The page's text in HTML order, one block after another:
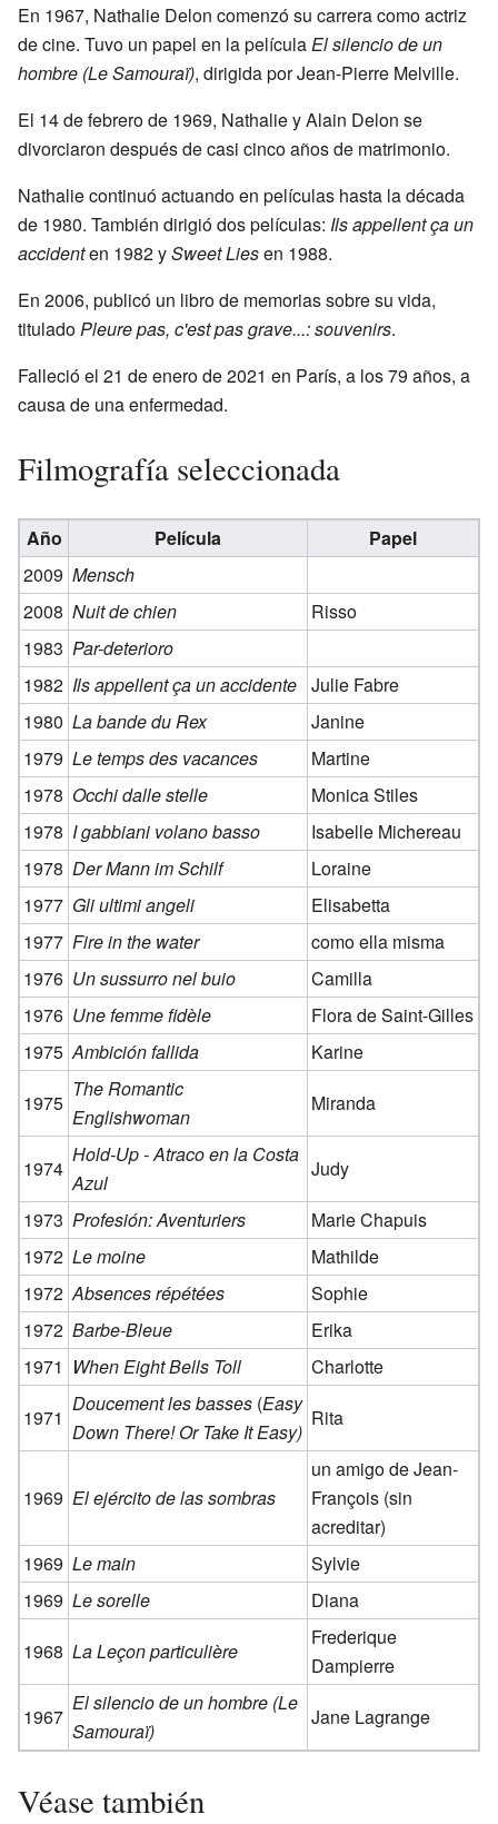
En 1967, Nathalie Delon comenzó su carrera como actriz
de cine. Tuvo un papel en la películaEl silencio de un
hombre (Le Samouraï), dirigida por Jean-Pierre Melville.
El 14 de febrero de 1969, Nathalie y Alain Delon se
divorciaron después de casi cinco años de matrimonio.
Nathalie continuó actuando en películas hasta la década
de 1980. También dirigió dos películas: Ils appellent ça un
accidenten 1982 ySweet Liesen 1988.
En 2006, publicó un libro de memorias sobre su vida,
tituladoPleure pas, c'est pas grave...: souvenirs.
Falleció el 21 de enero de 2021 en París, a los 79 años, a
causa de una enfermedad.
Filmografía seleccionada
Año Película
Papel
2009 Mensch
2008 Nuit de chien
Risso
1983 Par-deterioro
1982 Ils appellent ça un accidente Julie Fabre
1980 La bande du Rex
Janine
1979 Le temps des vacances
Martine
1978 Occhi dalle stelle
Monica Stiles
1978 I gabbiani volano basso
Isabelle Michereau
1978 Der Mann im Schilf
Loraine
1977 Gli ultimi angeli
Elisabetta
1977 Fire in the water
como ella misma
1976 Un sussurro nel buio
Camilla
1976 Une femme fidèle
Flora de Saint-Gilles
1975 Ambición fallida
Karine
1975
The Romantic
Englishwoman
Miranda
1974
Hold-Up - Atraco en la Costa
Azul
Judy
1973 Profesión: Aventuriers
Marie Chapuis
1972 Le moine
Mathilde
1972 Absences répétées
Sophie
1972 Barbe-Bleue
Erika
1971 When Eight Bells Toll
Charlotte
1971
Doucement les basses (Easy
Down There! Or Take It Easy)
Rita
1969 El ejército de las sombras
un amigo de Jean-
François (sin
acreditar)
1969 Le main
Sylvie
1969 Le sorelle
Diana
1968 La Leçon particulière
Frederique
Dampierre
1967
El silencio de un hombre (Le
Samouraï)
Jane Lagrange
Véase también